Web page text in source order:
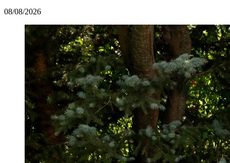
08/08/2026